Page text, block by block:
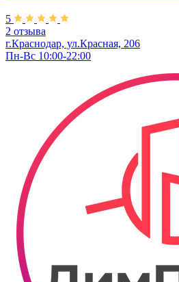
5
2 отзыва
г.Краснодар, ул.Красная, 206
Пн-Вс 10:00-22:00